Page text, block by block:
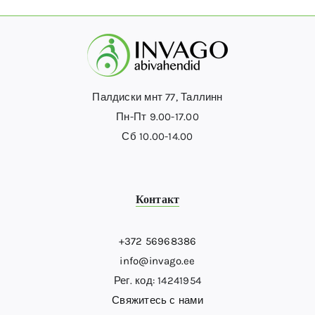
Палдиски мнт 77, Таллинн
Пн-Пт 9.00-17.00
Сб 10.00-14.00
Контакт
+372 56968386
info@invago.ee
Рег. код: 14241954
Свяжитесь с нами